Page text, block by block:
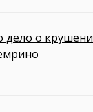
дело о